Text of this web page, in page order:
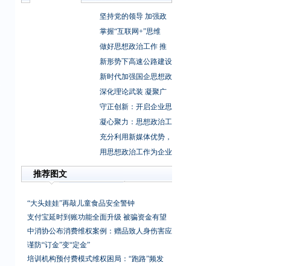
坚持党的领导加强政
掌握“互联网+”思维
做好思想政治工作推
新形势下高速公路建设
新时代加强国企思想政
深化理论武装凝聚广
守正创新：开启企业思
凝心聚力：思想政治工
充分利用新媒体优势，
用思想政治工作为企业
推荐图文
“大头娃娃”再敲儿童食品安全警钟
支付宝延时到账功能全面升级被骗资金有望
中消协公布消费维权案例：赠品致人身伤害应
谨防“订金”变“定金”
培训机构预付费模式维权困局：“跑路”频发